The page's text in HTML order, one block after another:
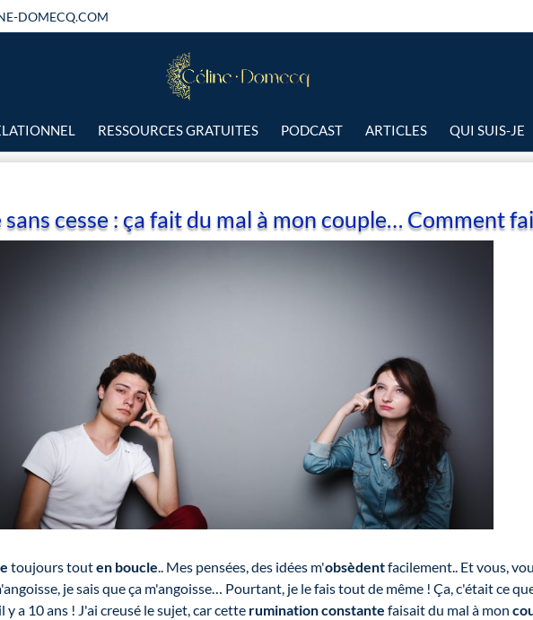
DOMECQ.COM
RESSOURCES GRATUITES PODCAST ARTICLES QUI SUIS-JE
cesse : ça fait du mal à mon couple… Comment
toujours touten boucle.. Mes pensées, des idées m'obsèdentfacilement.. Et vous,
je sais que ça m'angoisse… Pourtant, je le fais tout de même ! Ça, c'était ce
a 10 ans ! J'ai creusé le sujet, car cette rumination constante faisait du mal à mon